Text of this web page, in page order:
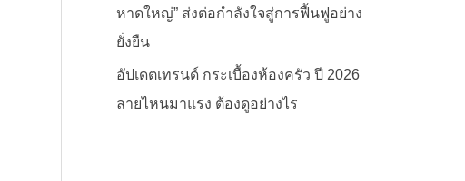
หาดใหญ่” ส่งต่อกำลังใจสู่การฟื้นฟูอย่าง
ยั่งยืน
อัปเดตเทรนด์ กระเบื้องห้องครัว ปี 2026
ลายไหนมาแรง ต้องดูอย่างไร